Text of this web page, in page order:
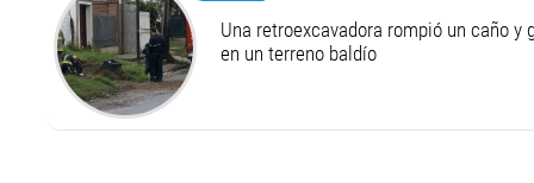
Una retroexcavadora rompió un caño y
en un terreno baldío